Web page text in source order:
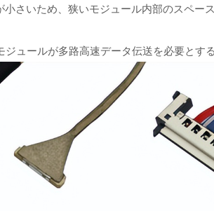
さいため、狭いモジュール内部のスペー
ュールが多路高速データ伝送を必要とす